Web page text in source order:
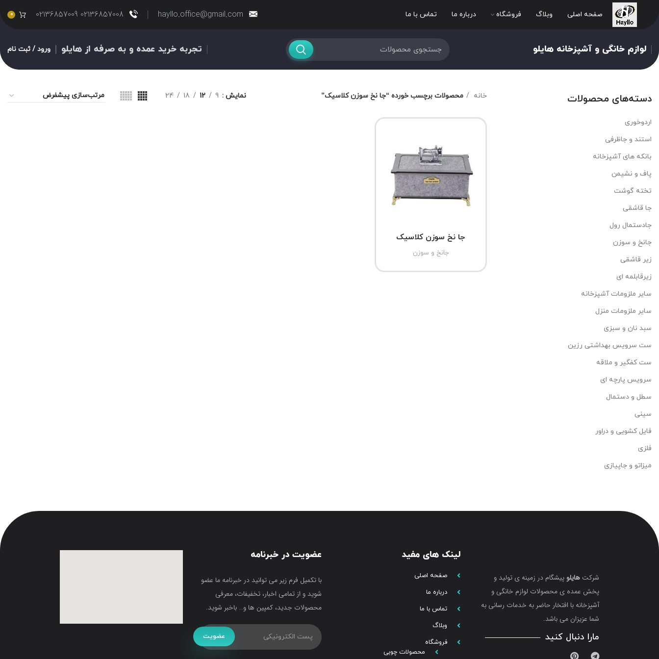
صفحه اصلی وبلاگ فروشگاه درباره ما تماس با ما hayllo.office@gmail.com
02136857008 02136857009
0
لوازم خانگی و آشپزخانه هایلو تجربه خرید عمده و به صرفه از هایلو ورود / ثبت نام
دسته‌های محصولات
اردوخوری
استند و جاظرفی
بانکه های آشپزخانه
پاف و نشیمن
تخته گوشت
جا قاشقی
جادستمال رول
جانخ و سوزن
زیر قاشقی
زیرقابلمه ای
سایر ملزومات آشپزخانه
سایر ملزومات منزل
سبد نان و سبزی
ست سرویس بهداشتی رزین
ست کفگیر و ملاقه
سرویس پارچه ای
سطل و دستمال
سینی
فایل کشویی و دراور
فلزی
میزاتو و جاپیازی
خانه محصولات برچسب خورده “جا نخ سوزن کلاسیک” نمایش 9
12
18
24
جا نخ سوزن کلاسیک
جانخ و سوزن
شرکت هایلو پیشگام در زمینه ی تولید و
پخش عمده ی محصولات لوازم خانگی و
آشپزخانه با افتخار حاضر به خدمات رسانی به
شما عزیزان می باشد.
مارا دنبال کنید
لینک های مفید
صفحه اصلی
درباره ما
تماس با ما
وبلاگ
فروشگاه
محصولات چوبی
عضویت در خبرنامه
با تکمیل فرم زیر می توانید در خبرنامه ما عضو
شوید و از تمامی اخبار، تخفیفات، معرفی
محصولات جدید، کمپین ها و… باخبر شوید.
عضویت